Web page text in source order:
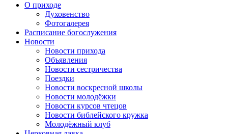
О приходе
Духовенство
Фотогалерея
Расписание богослужения
Новости
Новости прихода
Объявления
Новости сестричества
Поездки
Новости воскресной школы
Новости молодёжки
Новости курсов чтецов
Новости библейского кружка
Молодёжный клуб